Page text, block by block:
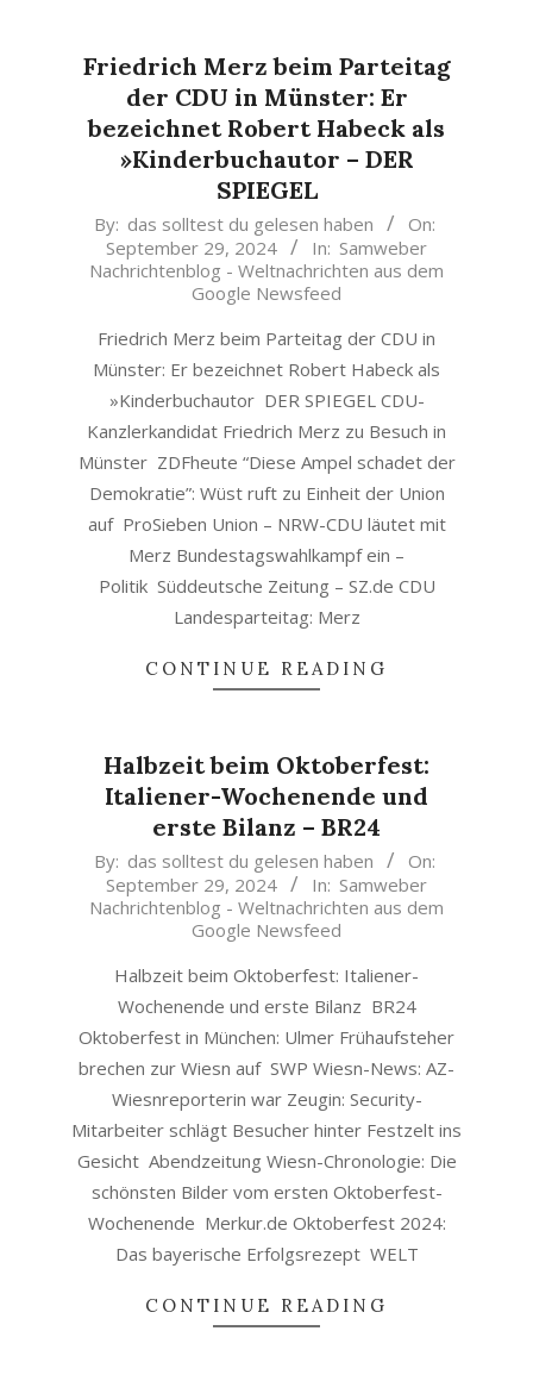
Friedrich Merz beim Parteitag
der CDU in Münster: Er
bezeichnet Robert Habeck als
»Kinderbuchautor – DER
SPIEGEL
2024-
29
By: das solltest du gelesen haben
On:
September 29, 2024
In: Samweber
Nachrichtenblog - Weltnachrichten aus dem
Google Newsfeed
Friedrich Merz beim Parteitag der CDU in
Münster: Er bezeichnet Robert Habeck als
»Kinderbuchautor DER SPIEGEL CDU-
Kanzlerkandidat Friedrich Merz zu Besuch in
Münster ZDFheute “Diese Ampel schadet der
Demokratie”: Wüst ruft zu Einheit der Union
auf ProSieben Union – NRW-CDU läutet mit
Merz Bundestagswahlkampf ein –
Politik Süddeutsche Zeitung – SZ.de CDU
Landesparteitag: Merz
CONTINUE READING
Halbzeit beim Oktoberfest:
Italiener-Wochenende und
erste Bilanz – BR24
2024-
29
By: das solltest du gelesen haben
On:
September 29, 2024
In: Samweber
Nachrichtenblog - Weltnachrichten aus dem
Google Newsfeed
Halbzeit beim Oktoberfest: Italiener-
Wochenende und erste Bilanz BR24
Oktoberfest in München: Ulmer Frühaufsteher
brechen zur Wiesn auf SWP Wiesn-News: AZ-
Wiesnreporterin war Zeugin: Security-
Mitarbeiter schlägt Besucher hinter Festzelt ins
Gesicht Abendzeitung Wiesn-Chronologie: Die
schönsten Bilder vom ersten Oktoberfest-
Wochenende Merkur.de Oktoberfest 2024:
Das bayerische Erfolgsrezept WELT
CONTINUE READING